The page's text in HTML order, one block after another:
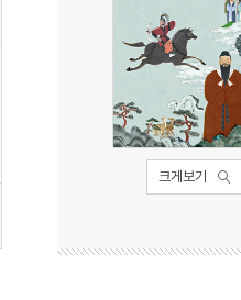
크게보기